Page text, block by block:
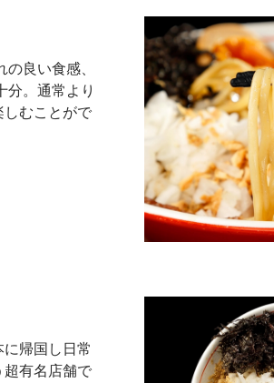
良い食感、
分。通常より
しむことがで
帰国し日常
超有名店舗で